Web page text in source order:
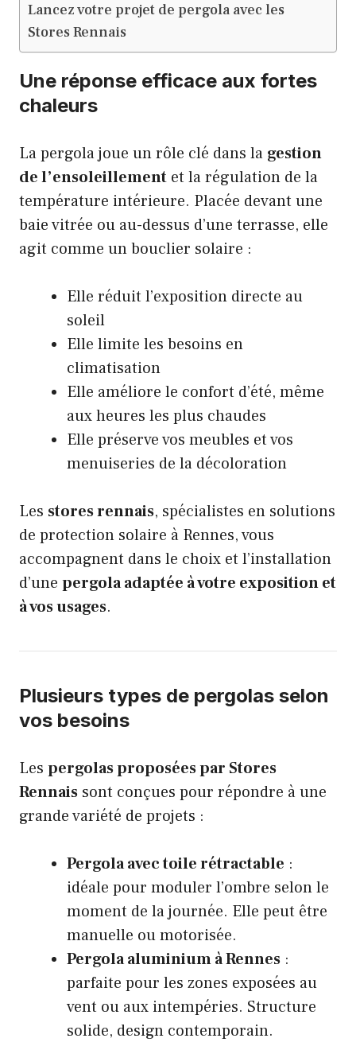
Lancez votre projet de pergola avec les
Stores Rennais
Une réponse efficace aux fortes
chaleurs
La pergola joue un rôle clé dans la gestion
de l’ensoleillement et la régulation de la
température intérieure. Placée devant une
baie vitrée ou au-dessus d’une terrasse, elle
agit comme un bouclier solaire :
Elle réduit l’exposition directe au
soleil
Elle limite les besoins en
climatisation
Elle améliore le confort d’été, même
aux heures les plus chaudes
Elle préserve vos meubles et vos
menuiseries de la décoloration
Les stores rennais, spécialistes en solutions
de protection solaire à Rennes, vous
accompagnent dans le choix et l’installation
d’une pergola adaptée à votre exposition et
à vos usages.
Plusieurs types de pergolas selon
vos besoins
Les pergolas proposées par Stores
Rennais sont conçues pour répondre à une
grande variété de projets :
Pergola avec toile rétractable :
idéale pour moduler l’ombre selon le
moment de la journée. Elle peut être
manuelle ou motorisée.
Pergola aluminium à Rennes :
parfaite pour les zones exposées au
vent ou aux intempéries. Structure
solide, design contemporain.